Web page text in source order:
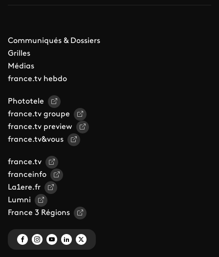
Communiqués & Dossiers
Grilles
Médias
france.tv hebdo
Phototele
france.tv groupe
france.tv preview
france.tv&vous
france.tv
franceinfo
La1ere.fr
Lumni
France 3 Régions